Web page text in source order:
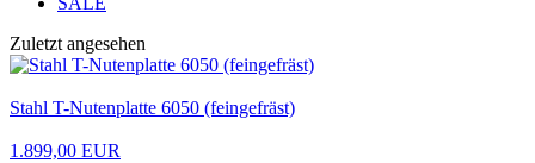
Zuletzt angesehen
Stahl T-Nutenplatte 6050 (feingefräst)
1.899,00 EUR